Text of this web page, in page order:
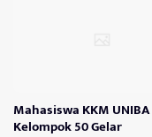
Mahasiswa KKM UNIBA
Kelompok 50 Gelar